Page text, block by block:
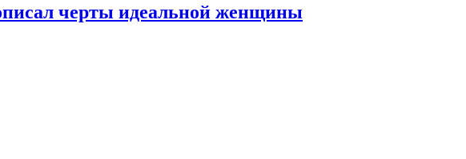
черты идеальной женщины